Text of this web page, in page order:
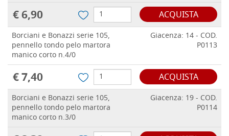
€ 6,90 ACQUISTA
Borciani e Bonazzi serie 105,
pennello tondo pelo martora
manico corto n.4/0
Giacenza: 14 - COD.
P0113
€ 7,40 ACQUISTA
Borciani e Bonazzi serie 105,
pennello tondo pelo martora
manico corto n.3/0
Giacenza: 19 - COD.
P0114